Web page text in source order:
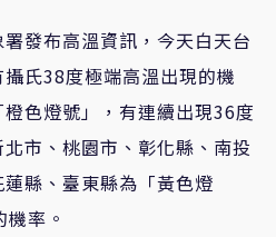
發布高溫資訊，今天白天台
氏38度極端高溫出現的機
色燈號」，有連續出現36度
市、桃園市、彰化縣、南投
縣、臺東縣為「黃色燈
率。